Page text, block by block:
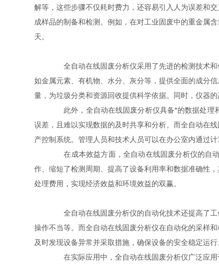
解等，这些步骤不仅耗时费力，还容易引入人为误差和
成样品的制备和检测。例如，在对工业固废中的重金属
天。
全自动在线固废分析仪采用了先进的检测技术和
如金属元素、有机物、水分、灰分等，提供全面的成分
量，为垃圾分类和资源回收提供科学依据。同时，仪器
此外，全自动在线固废分析仪具备*的数据处理
误差，且难以实现数据的及时共享和分析。而全自动在
产控制系统。管理人员和技术人员可以在办公室内通过
在成本效益方面，全自动在线固废分析仪的自动
作、缩短了检测周期、提高了设备利用率和数据准确性
处理费用，实现经济效益和环境效益的双赢。
全自动在线固废分析仪的自动化技术还提高了工
操作不当等。而全自动在线固废分析仪在自动化的采样
及时发现设备异常并采取措施，确保设备的安全稳定运行
在实际应用中，全自动在线固废分析仪广泛应用